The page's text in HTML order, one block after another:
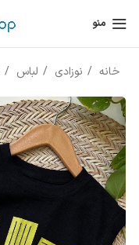
منو
خانه نوزادی لباس